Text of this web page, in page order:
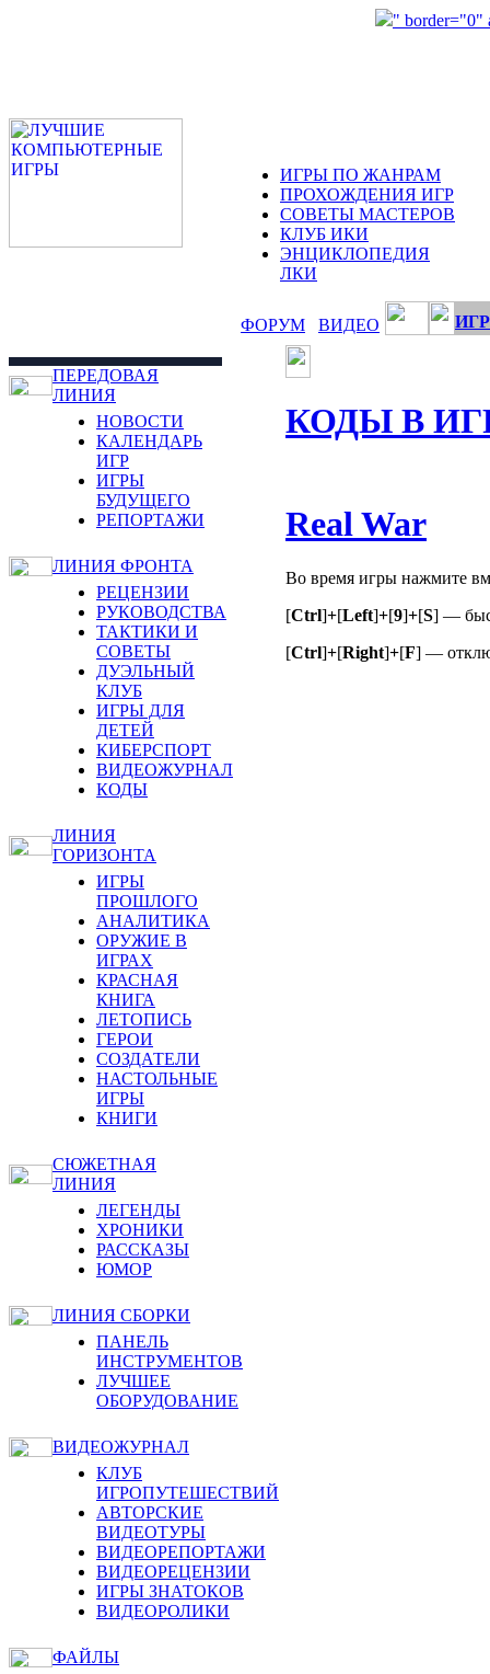
" border="0"
ИГРЫ ПО ЖАНРАМ
ПРОХОЖДЕНИЯ ИГР
СОВЕТЫ МАСТЕРОВ
КЛУБ ИКИ
ЭНЦИКЛОПЕДИЯ
ЛКИ
ФОРУМ ВИДЕО
ПЕРЕДОВАЯ
ЛИНИЯ
НОВОСТИ
КАЛЕНДАРЬ
ИГР
ИГРЫ
БУДУЩЕГО
РЕПОРТАЖИ
ЛИНИЯ ФРОНТА
РЕЦЕНЗИИ
РУКОВОДСТВА
ТАКТИКИ И
СОВЕТЫ
ДУЭЛЬНЫЙ
КЛУБ
ИГРЫ ДЛЯ
ДЕТЕЙ
КИБЕРСПОРТ
ВИДЕОЖУРНАЛ
КОДЫ
ЛИНИЯ
ГОРИЗОНТА
ИГРЫ
ПРОШЛОГО
АНАЛИТИКА
ОРУЖИЕ В
ИГРАХ
КРАСНАЯ
КНИГА
ЛЕТОПИСЬ
ГЕРОИ
СОЗДАТЕЛИ
НАСТОЛЬНЫЕ
ИГРЫ
КНИГИ
СЮЖЕТНАЯ
ЛИНИЯ
ЛЕГЕНДЫ
ХРОНИКИ
РАССКАЗЫ
ЮМОР
ЛИНИЯ СБОРКИ
ПАНЕЛЬ
ИНСТРУМЕНТОВ
ЛУЧШЕЕ
ОБОРУДОВАНИЕ
ВИДЕОЖУРНАЛ
КЛУБ
ИГРОПУТЕШЕСТВИЙ
АВТОРСКИЕ
ВИДЕОТУРЫ
ВИДЕОРЕПОРТАЖИ
ВИДЕОРЕЦЕНЗИИ
ИГРЫ ЗНАТОКОВ
ВИДЕОРОЛИКИ
ФАЙЛЫ
КОДЫ В
Real War
Во время игры нажмите
[Ctrl]+[Left]+[9]+[S] —
[Ctrl]+[Right]+[F] —